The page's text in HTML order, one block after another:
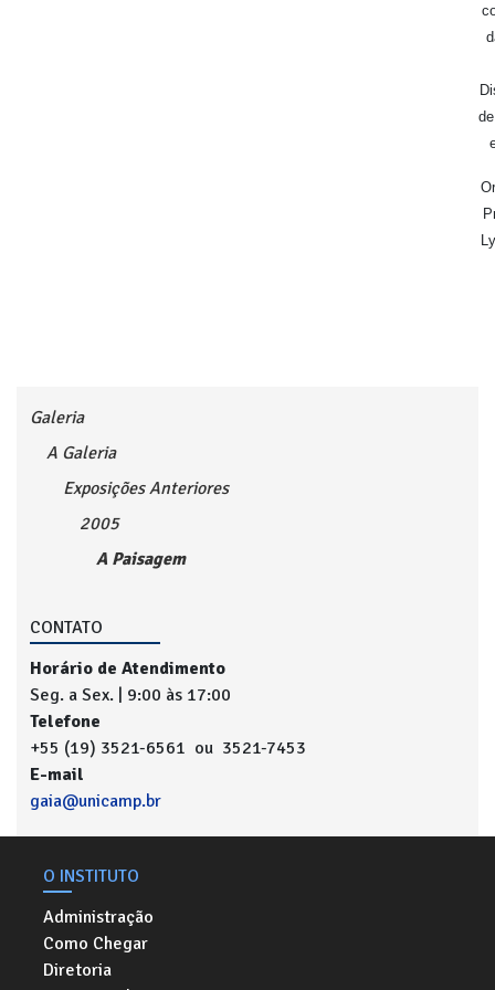
Galeria
A Galeria
Exposições Anteriores
2005
A Paisagem
CONTATO
Horário de Atendimento
Seg. a Sex. | 9:00 às 17:00
Telefone
+55 (19) 3521-6561 ou 3521-7453
E-mail
gaia@unicamp.br
O INSTITUTO
Administração
Como Chegar
Diretoria